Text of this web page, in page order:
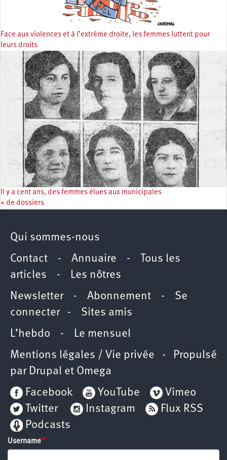
Face aux violences et à l’extrême droite, les femmes luttent pour
leurs droits
Il y a cent ans, des femmes élues aux municipales
+ de dossiers
Qui sommes-nous
Contact - Annuaire -
Tous les
articles - Les nôtres
Newsletter- Abonnement - Se
connecter- Sites amis
L’hebdo - Le mensuel
Mentions légales / Vie privée - Propulsé
par Drupal et Omega
Facebook
YouTube
Vimeo
Twitter
Instagram
Flux RSS
Podcasts
Username